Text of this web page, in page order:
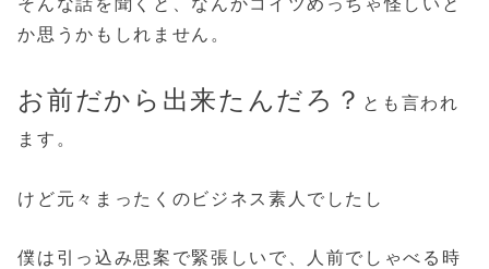
か思うかもしれません。
お前だから出来たんだろ？ とも言われ
ます。
けど元々まったくのビジネス素人でしたし
僕は引っ込み思案で緊張しいで、人前でしゃべる時